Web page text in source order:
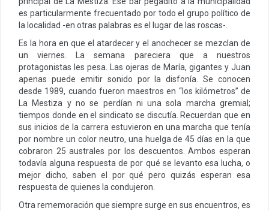
es particularmente frecuentado por todo el grupo político de
la localidad -en otras palabras es el lugar de las roscas-.
Es la hora en que el atardecer y el anochecer se mezclan de
un viernes. La semana pareciera que a nuestros
protagonistas les pesa. Las ojeras de María, gigantes y Juan
apenas puede emitir sonido por la disfonía. Se conocen
desde 1989, cuando fueron maestros en “los kilómetros” de
La Mestiza y no se perdían ni una sola marcha gremial;
tiempos donde en el sindicato se discutía. Recuerdan que en
sus inicios de la carrera estuvieron en una marcha que tenía
por nombre un color neutro, una huelga de 45 días en la que
cobraron 25 australes por los descuentos. Ambos esperan
todavía alguna respuesta de por qué se levanto esa lucha, o
mejor dicho, saben el por qué pero quizás esperan esa
respuesta de quienes la condujeron.
Otra rememoración que siempre surge en sus encuentros, es